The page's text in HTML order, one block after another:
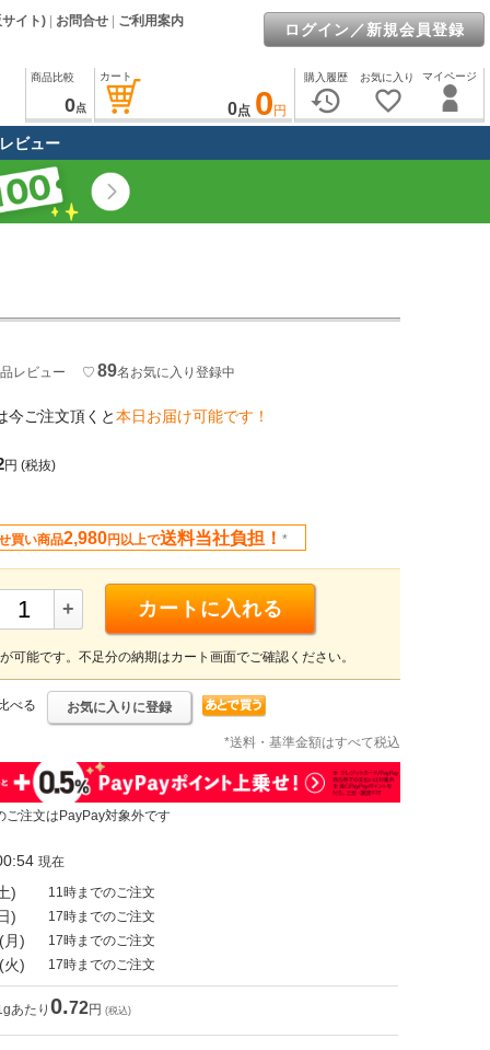
イト) お問合せ ご利用案内 ログイン／新規会員登録
マイページ
お気に入り
favorite_border
購入履歴
history
カート
0点 0 円
商品比較
0点
ビュー
レビュー ♡ 89名 お気に入り登録中
今ご注文頂くと本日お届け可能です！
円 (税抜)
買い商品2,980円以上で送料当社負担！ *
+ カートに入れる
可能です。不足分の納期はカート画面でご確認ください。
べる お気に入りに登録
*送料・基準金額はすべて税込
注文はPayPay対象外です
現在
) 11時までのご注文
) 17時までのご注文
(月) 17時までのご注文
(火) 17時までのご注文
あたり 0.72円 (税込)